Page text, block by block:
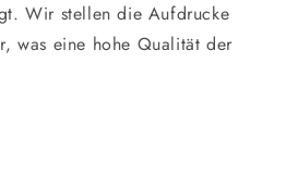
Wir stellen die Aufdrucke
was eine hohe Qualität der